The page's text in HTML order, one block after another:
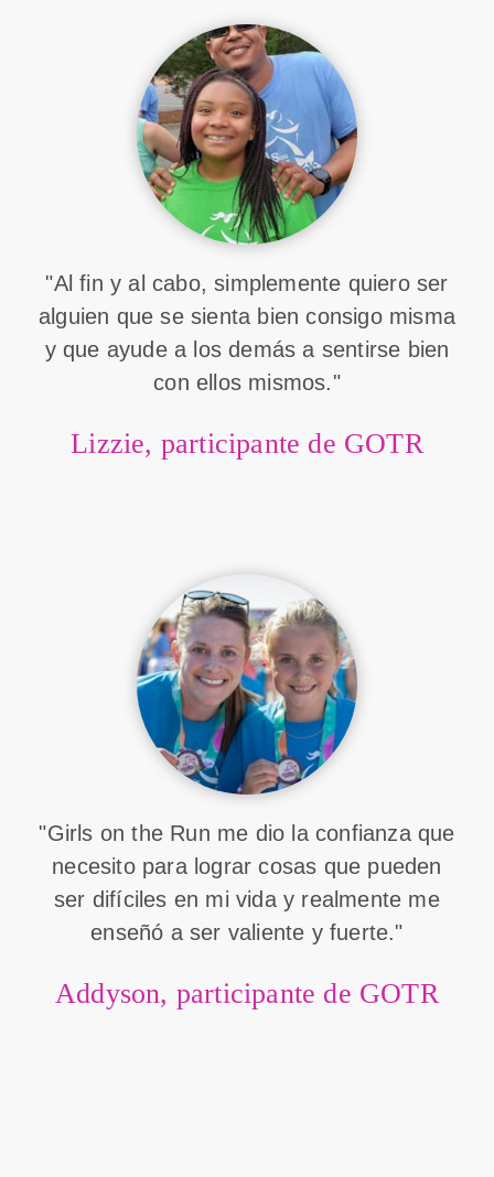
"Al fin y al cabo, simplemente quiero ser
alguien que se sienta bien consigo misma
y que ayude a los demás a sentirse bien
con ellos mismos."
Lizzie, participante de GOTR
"Girls on the Run me dio la confianza que
necesito para lograr cosas que pueden
ser difíciles en mi vida y realmente me
enseñó a ser valiente y fuerte."
Addyson, participante de GOTR